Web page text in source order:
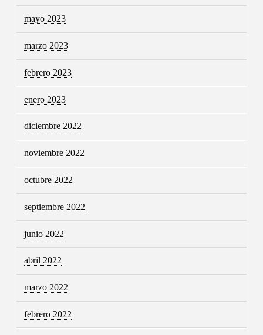
mayo 2023
marzo 2023
febrero 2023
enero 2023
diciembre 2022
noviembre 2022
octubre 2022
septiembre 2022
junio 2022
abril 2022
marzo 2022
febrero 2022